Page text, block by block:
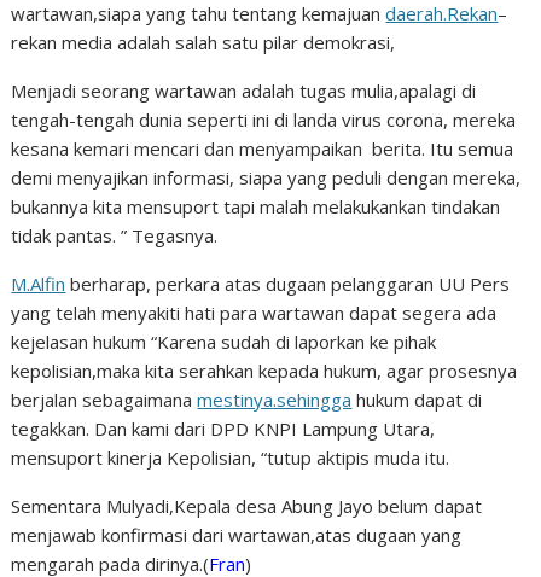
wartawan,siapa yang tahu tentang kemajuandaerah.Rekan–
rekan media adalah salah satu pilar demokrasi,
Menjadi seorang wartawan adalah tugas mulia,apalagi di
tengah-tengah dunia seperti ini di landa virus corona, mereka
kesana kemari mencari dan menyampaikan berita. Itu semua
demi menyajikan informasi, siapa yang peduli dengan mereka,
bukannya kita mensuport tapi malah melakukankan tindakan
tidak pantas. ” Tegasnya.
M.Alfin berharap, perkara atas dugaan pelanggaran UU Pers
yang telah menyakiti hati para wartawan dapat segera ada
kejelasan hukum “Karena sudah di laporkan ke pihak
kepolisian,maka kita serahkan kepada hukum, agar prosesnya
berjalan sebagaimanamestinya.sehingga hukum dapat di
tegakkan. Dan kami dari DPD KNPI Lampung Utara,
mensuport kinerja Kepolisian, “tutup aktipis muda itu.
Sementara Mulyadi,Kepala desa Abung Jayo belum dapat
menjawab konfirmasi dari wartawan,atas dugaan yang
mengarah pada dirinya.(Fran)